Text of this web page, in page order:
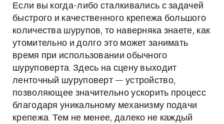
Если вы когда-либо сталкивались с задачей
быстрого и качественного крепежа большого
количества шурупов, то наверняка знаете, как
утомительно и долго это может занимать
время при использовании обычного
шуруповерта. Здесь на сцену выходит
ленточный шуруповерт — устройство,
позволяющее значительно ускорить процесс
благодаря уникальному механизму подачи
крепежа. Тем не менее, далеко не каждый